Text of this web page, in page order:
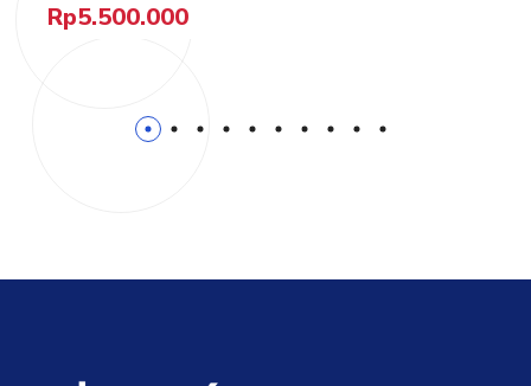
Rp5.500.000
1 2 3 4 5 6